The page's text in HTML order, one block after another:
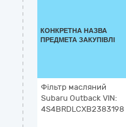
КОНКРЕТНА НАЗВА
ПРЕДМЕТА ЗАКУПІВЛІ
Фільтр масляний
Subaru Outback VIN:
4S4BRDLCXB2383198